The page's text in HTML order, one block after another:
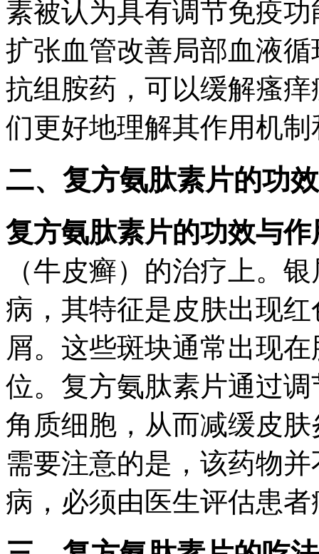
素被认为具有调节免疫
扩张血管改善局部血液
抗组胺药，可以缓解瘙
们更好地理解其作用机
二、复方氨肽素片的功
复方氨肽素片的功效与作
（牛皮癣）的治疗上。
病，其特征是皮肤出现
屑。这些斑块通常出现
位。复方氨肽素片通过
角质细胞，从而减缓皮
需要注意的是，该药物
病，必须由医生评估患